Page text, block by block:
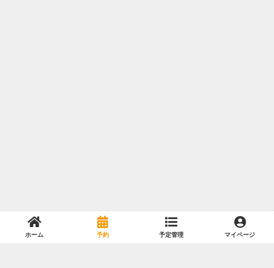
ホーム 予約 予定管理 マイページ